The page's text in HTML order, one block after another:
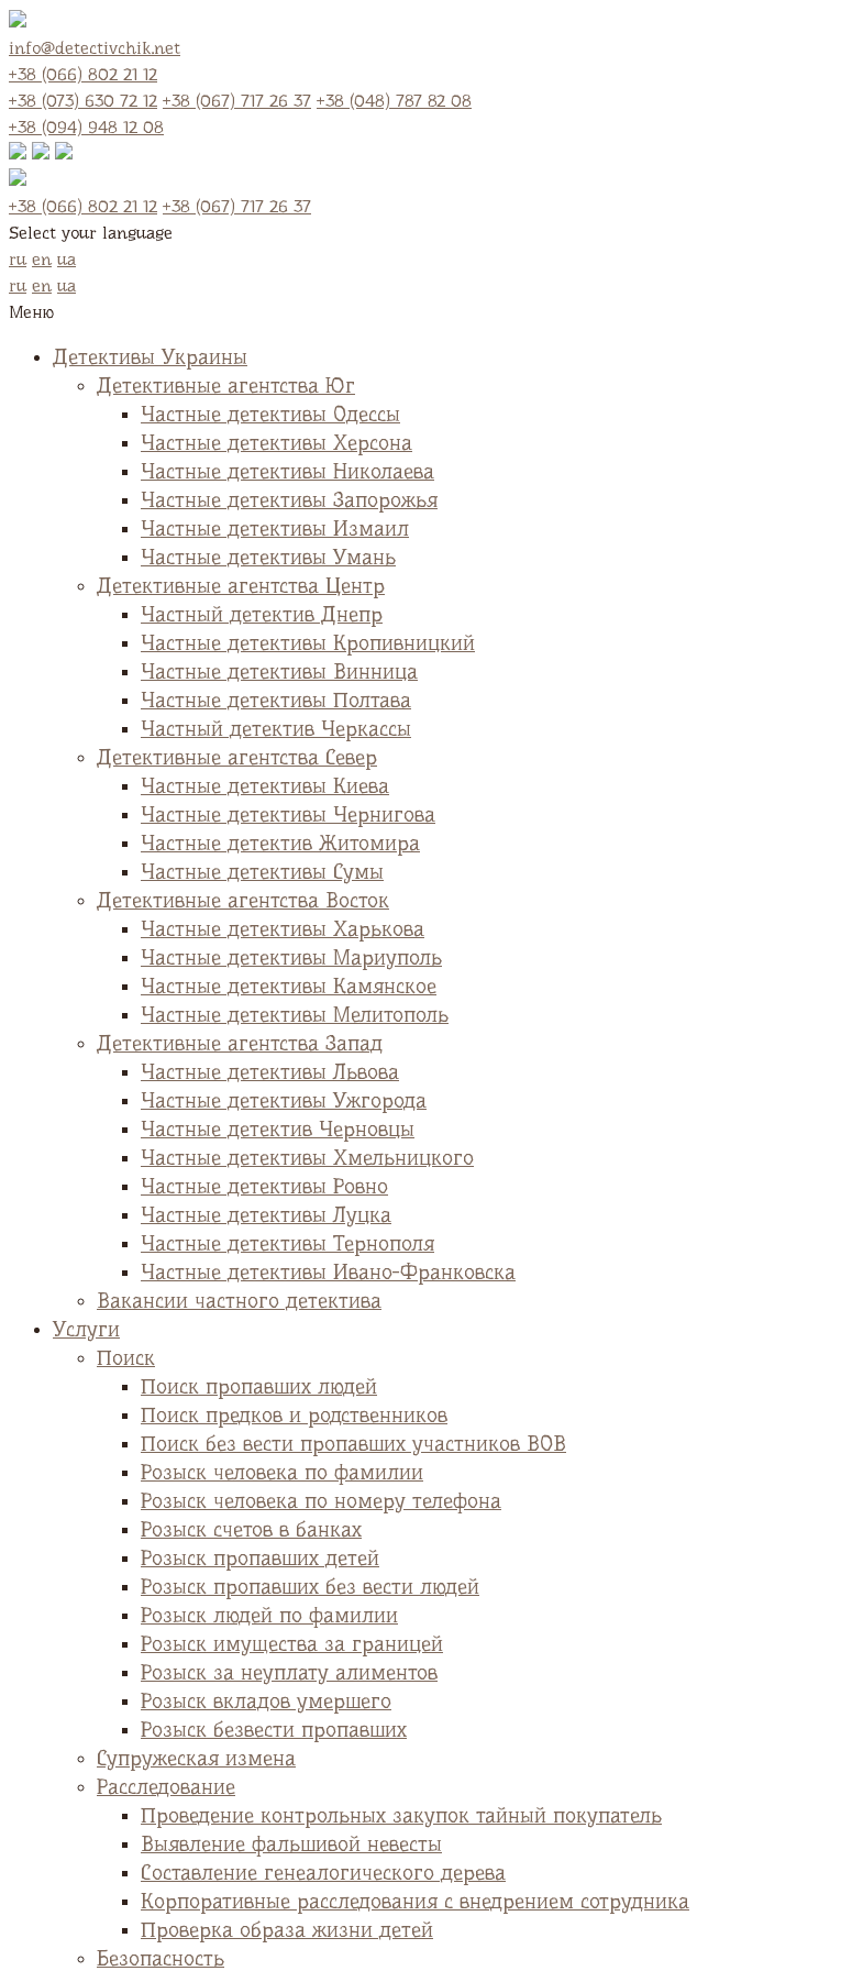
info@detectivchik.net
+38 (066) 802 21 12
+38 (073) 630 72 12 +38 (067) 717 26 37 +38 (048) 787 82 08
+38 (094) 948 12 08
+38 (066) 802 21 12 +38 (067) 717 26 37
Select your language
ru en ua
ru en ua
Меню
Детективы Украины
Детективные агентства Юг
Частные детективы Одессы
Частные детективы Херсона
Частные детективы Николаева
Частные детективы Запорожья
Частные детективы Измаил
Частные детективы Умань
Детективные агентства Центр
Частный детектив Днепр
Частные детективы Кропивницкий
Частные детективы Винница
Частные детективы Полтава
Частный детектив Черкассы
Детективные агентства Север
Частные детективы Киева
Частные детективы Чернигова
Частные детектив Житомира
Частные детективы Сумы
Детективные агентства Восток
Частные детективы Харькова
Частные детективы Мариуполь
Частные детективы Камянское
Частные детективы Мелитополь
Детективные агентства Запад
Частные детективы Львова
Частные детективы Ужгорода
Частные детектив Черновцы
Частные детективы Хмельницкого
Частные детективы Ровно
Частные детективы Луцка
Частные детективы Тернополя
Частные детективы Ивано-Франковска
Вакансии частного детектива
Услуги
Поиск
Поиск пропавших людей
Поиск предков и родственников
Поиск без вести пропавших участников ВОВ
Розыск человека по фамилии
Розыск человека по номеру телефона
Розыск счетов в банках
Розыск пропавших детей
Розыск пропавших без вести людей
Розыск людей по фамилии
Розыск имущества за границей
Розыск за неуплату алиментов
Розыск вкладов умершего
Розыск безвести пропавших
Супружеская измена
Расследование
Проведение контрольных закупок тайный покупатель
Выявление фальшивой невесты
Cоставление генеалогического дерева
Корпоративные расследования с внедрением сотрудника
Проверка образа жизни детей
Безопасность